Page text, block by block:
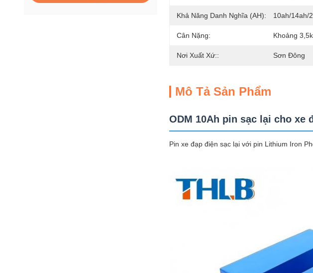
Khả Năng Danh Nghĩa (AH): 10ah/14ah/
Cân Nặng: Khoảng
Nơi Xuất Xứ:: Sơn Đông
Mô Tả Sản Phẩm
ODM 10Ah pin sạc lại cho xe
Pin xe đạp điện sạc lại với pin Lithium Iron